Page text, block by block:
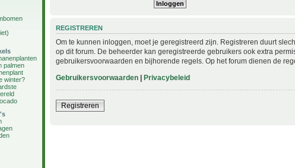
palmen
winter?
REGISTREREN
Om te kunnen inloggen, moet je geregistreerd zijn. Registreren duurt
op dit forum. De beheerder kan geregistreerde gebruikers ook extra
gebruikersvoorwaarden en bijhorende regels. Op het forum dienen de
Gebruikersvoorwaarden | Privacybeleid
Registreren